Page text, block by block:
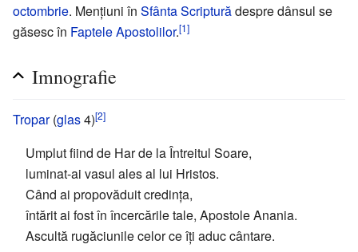
octombrie. Mențiuni în Sfânta Scripturădespre dânsul se
găsesc în Faptele Apostolilor.[1]
Imnografie
Tropar(glas4)[2]
Umplut fiind de Har de la Întreitul Soare,
luminat-ai vasul ales al lui Hristos.
Când ai propovăduit credința,
întărit ai fost în încercările tale, Apostole Anania.
Ascultă rugăciunile celor ce îți aduc cântare.